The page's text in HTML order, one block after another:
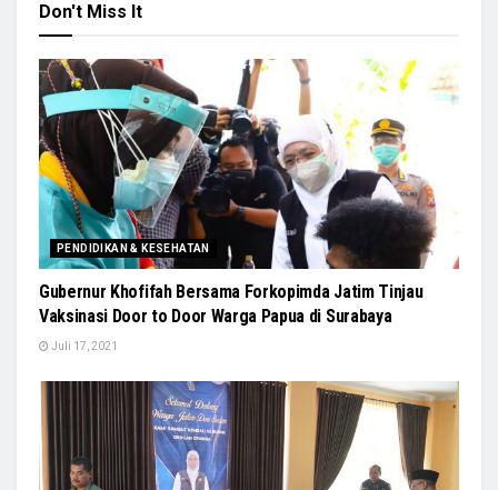
Don't Miss It
PENDIDIKAN & KESEHATAN
Gubernur Khofifah Bersama Forkopimda Jatim Tinjau
Vaksinasi Door to Door Warga Papua di Surabaya
Juli 17, 2021